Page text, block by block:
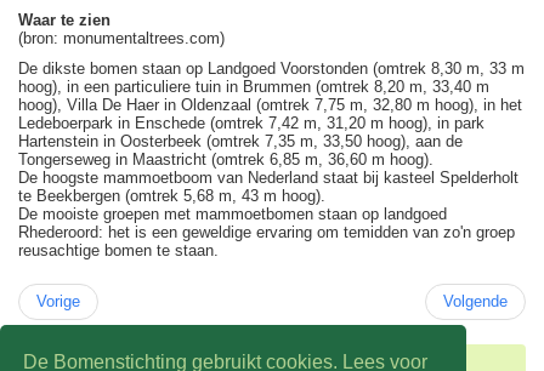
De Bomenstichting gebruikt cookies. Lees voor
Waar te zien
(bron: monumentaltrees.com)
De dikste bomen staan op Landgoed Voorstonden (omtrek 8,30 m, 33 m
hoog), in een particuliere tuin in Brummen (omtrek 8,20 m, 33,40 m
hoog), Villa De Haer in Oldenzaal (omtrek 7,75 m, 32,80 m hoog), in het
Ledeboerpark in Enschede (omtrek 7,42 m, 31,20 m hoog), in park
Hartenstein in Oosterbeek (omtrek 7,35 m, 33,50 hoog), aan de
Tongerseweg in Maastricht (omtrek 6,85 m, 36,60 m hoog).
De hoogste mammoetboom van Nederland staat bij kasteel Spelderholt
te Beekbergen (omtrek 5,68 m, 43 m hoog).
De mooiste groepen met mammoetbomen staan op landgoed
Rhederoord: het is een geweldige ervaring om temidden van zo'n groep
reusachtige bomen te staan.
Vorige Volgende
U bevindt zich hier: Home